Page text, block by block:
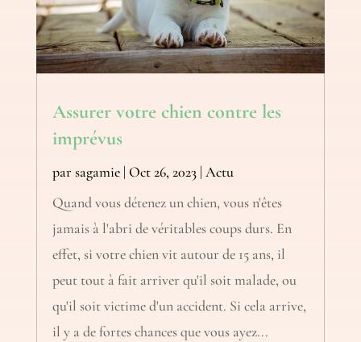
Assurer votre chien contre les
imprévus
parsagamie| Oct 26, 2023| Actu
Quand vous détenez un chien, vous n'êtes
jamais à l'abri de véritables coups durs. En
effet, si votre chien vit autour de 15 ans, il
peut tout à fait arriver qu'il soit malade, ou
qu'il soit victime d'un accident. Si cela arrive,
il y a de fortes chances que vous ayez...